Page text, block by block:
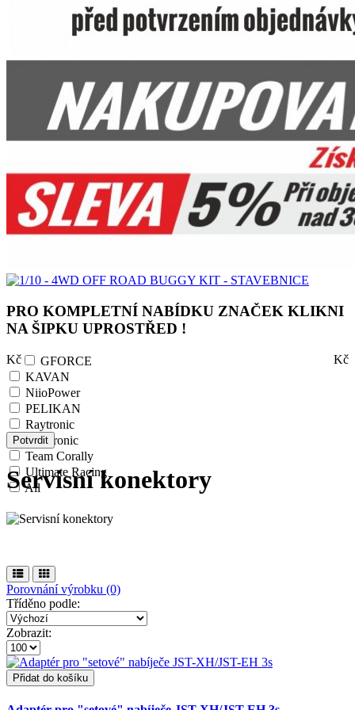
PRO KOMPLETNÍ NABÍDKU ZNAČEK KLIKNI
NA ŠIPKU UPROSTŘED !
Kč Kč
GFORCE
KAVAN
NiioPower
PELIKAN
Raytronic
Robitronic
Team Corally
Ultimate Racing
All
Potvrdit
Servisní konektory
Porovnání výrobku (0)
Tříděno podle:
Zobrazit:
Přidat do košíku